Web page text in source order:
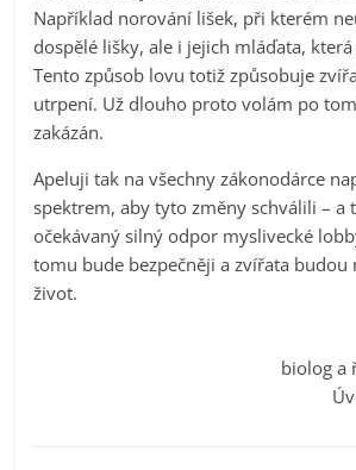
Například norování lišek, při kterém
dospělé lišky, ale i jejich mláďata,
Tento způsob lovu totiž způsobuje
utrpení. Už dlouho proto volám po
zakázán.
Apeluji tak na všechny zákonodárce
spektrem, aby tyto změny schválili – a
očekávaný silný odpor myslivecké
tomu bude bezpečněji a zvířata budou
život.
biolog a